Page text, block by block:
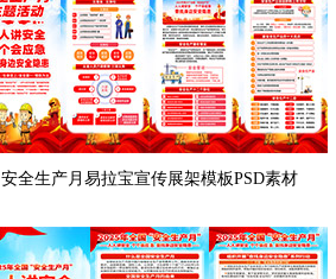
安全生产月易拉宝宣传展架模板PSD素材